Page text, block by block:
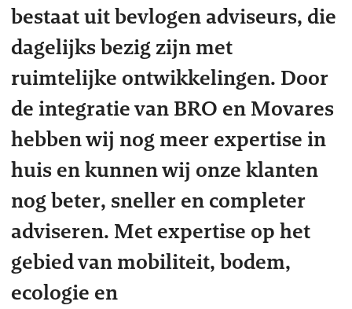
bij
bestaat uit bevlogen adviseurs, die
dagelijks bezig zijn met
ruimtelijke ontwikkelingen. Door
de integratie van BRO en Movares
hebben wij nog meer expertise in
huis en kunnen wij onze klanten
nog beter, sneller en completer
adviseren. Met expertise op het
gebied van mobiliteit, bodem,
ecologie en